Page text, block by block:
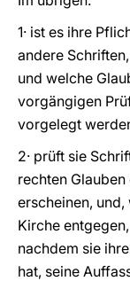
1· ist es ihre
andere
und welche
vorgängigen
vorgelegt
2· prüft sie
rechten
erscheinen,
Kirche
nachdem sie
hat, seine